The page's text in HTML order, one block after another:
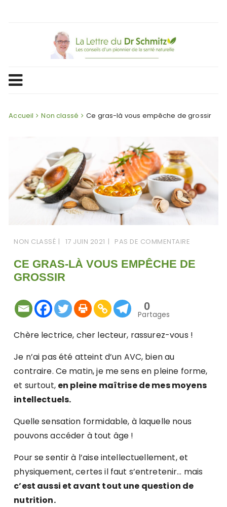
Accueil Non classé Ce gras-là vous empêche de grossir
NON CLASSÉ 17 JUIN 2021 PAS DE COMMENTAIRE
CE GRAS-LÀ VOUS EMPÊCHE DE
GROSSIR
0
Partages
Chère lectrice, cher lecteur, rassurez-vous !
Je n’ai pas été atteint d’un AVC, bien au
contraire. Ce matin, je me sens en pleine forme,
et surtout, en pleine maîtrise de mes moyens
intellectuels.
Quelle sensation formidable, à laquelle nous
pouvons accéder à tout âge !
Pour se sentir à l’aise intellectuellement, et
physiquement, certes il faut s’entretenir… mais
c’est aussi et avant tout une question de
nutrition.